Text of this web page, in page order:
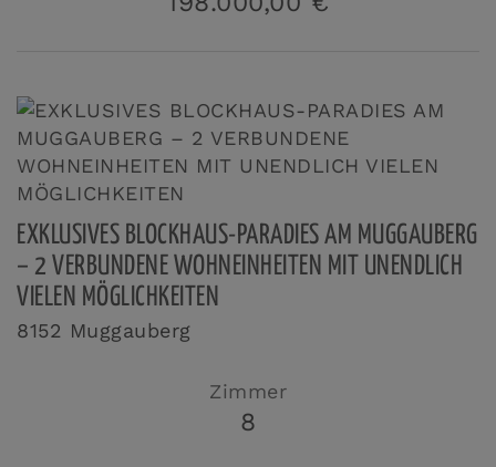
EXKLUSIVES BLOCKHAUS-PARADIES AM MUGGAUBERG
– 2 VERBUNDENE WOHNEINHEITEN MIT UNENDLICH
VIELEN MÖGLICHKEITEN
8152 Muggauberg
Zimmer
8